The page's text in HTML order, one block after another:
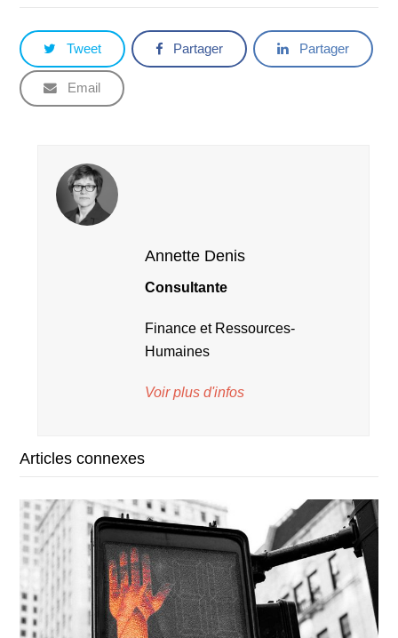
Tweet Partager Partager
Email
Annette Denis
Consultante
Finance et Ressources-
Humaines
Voir plus d'infos
Articles connexes